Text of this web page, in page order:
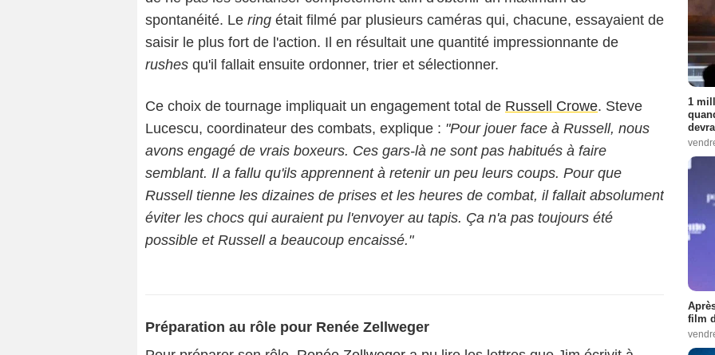
spontanéité. Le ring était filmé par plusieurs caméras qui, chacune, essayaient de
saisir le plus fort de l'action. Il en résultait une quantité impressionnante de
rushes qu'il fallait ensuite ordonner, trier et sélectionner.
Ce choix de tournage impliquait un engagement total de Russell Crowe. Steve
Lucescu, coordinateur des combats, explique : "Pour jouer face à Russell, nous
avons engagé de vrais boxeurs. Ces gars-là ne sont pas habitués à faire
semblant. Il a fallu qu'ils apprennent à retenir un peu leurs coups. Pour que
Russell tienne les dizaines de prises et les heures de combat, il fallait absolument
éviter les chocs qui auraient pu l'envoyer au tapis. Ça n'a pas toujours été
possible et Russell a beaucoup encaissé."
Préparation au rôle pour Renée Zellweger
1
film